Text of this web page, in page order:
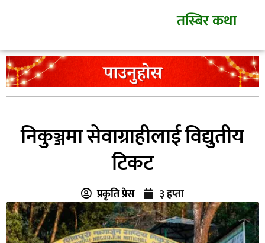
तस्बिर कथा
निकुञ्जमा सेवाग्राहीलाई विद्युतीय
टिकट
प्रकृति प्रेस ३ हप्ता